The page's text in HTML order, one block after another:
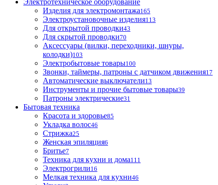
Электротехническое оборудование
Изделия для электромонтажа165
Электроустановочные изделия113
Для открытой проводки43
Для скрытой проводки70
Аксессуары (вилки, переходники, шнуры,
колодки)103
Электробытовые товары100
Звонки, таймеры, патроны с датчиком движения17
Автоматические выключатели13
Инструменты и прочие бытовые товары39
Патроны электрические31
Бытовая техника
Красота и здоровье85
Укладка волос46
Стрижка25
Женская эпиляция6
Бритье7
Техника для кухни и дома111
Электрогрили16
Мелкая техника для кухни46